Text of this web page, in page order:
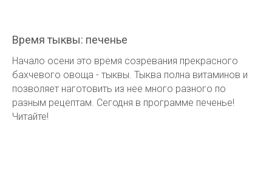
Время тыквы: печенье
Начало осени это время созревания прекрасного
бахчевого овоща - тыквы. Тыква полна витаминов и
позволяет наготовить из нее много разного по
разным рецептам. Сегодня в программе печенье!
Читайте!